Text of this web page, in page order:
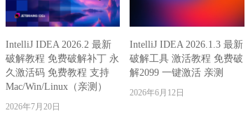
IntelliJ IDEA 2026.2 最新
破解教程 免费破解补丁 永
久激活码 免费教程 支持
Mac/Win/Linux（亲测）
2026年7月20日
IntelliJ IDEA 2026.1.3 最新
破解工具 激活教程 免费破
解2099 一键激活 亲测
2026年6月12日